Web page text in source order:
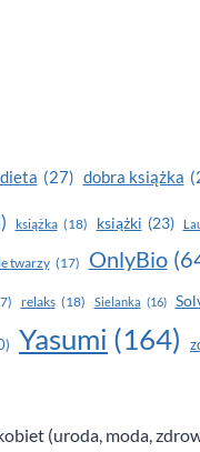
dieta (27) dobra książka
książka (18) książki (23)
twarzy (17) OnlyBio
relaks (18) Sielanka (16)
Yasumi (164)
(uroda, moda,